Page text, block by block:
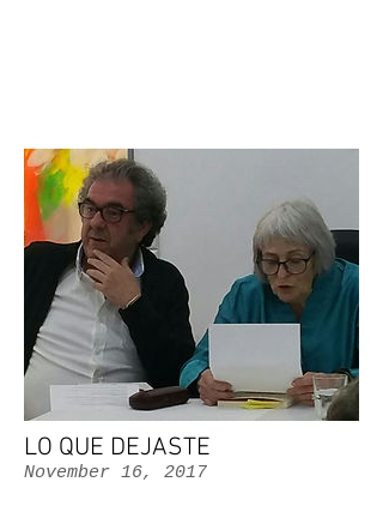
LO QUE DEJASTE
November 16, 2017